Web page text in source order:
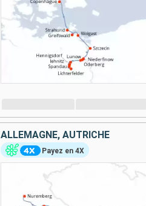
ALLEMAGNE, AUTRICHE
Payez en 4X